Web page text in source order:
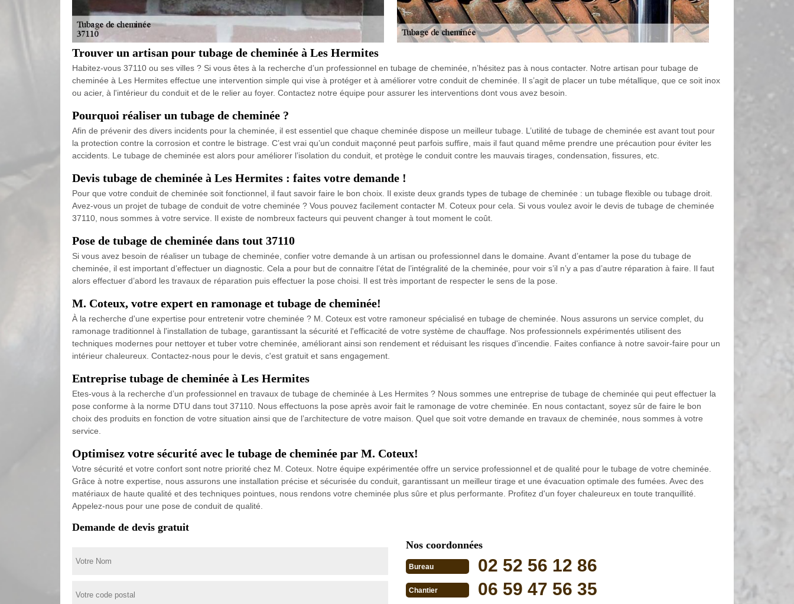
Trouver un artisan pour tubage de cheminée à Les Hermites
Habitez-vous 37110 ou ses villes ? Si vous êtes à la recherche d’un professionnel en tubage de cheminée, n’hésitez pas à nous contacter. Notre artisan pour tubage de
cheminée à Les Hermites effectue une intervention simple qui vise à protéger et à améliorer votre conduit de cheminée. Il s’agit de placer un tube métallique, que ce soit inox
ou acier, à l'intérieur du conduit et de le relier au foyer. Contactez notre équipe pour assurer les interventions dont vous avez besoin.
Pourquoi réaliser un tubage de cheminée ?
Afin de prévenir des divers incidents pour la cheminée, il est essentiel que chaque cheminée dispose un meilleur tubage. L’utilité de tubage de cheminée est avant tout pour
la protection contre la corrosion et contre le bistrage. C’est vrai qu’un conduit maçonné peut parfois suffire, mais il faut quand même prendre une précaution pour éviter les
accidents. Le tubage de cheminée est alors pour améliorer l’isolation du conduit, et protège le conduit contre les mauvais tirages, condensation, fissures, etc.
Devis tubage de cheminée à Les Hermites : faites votre demande !
Pour que votre conduit de cheminée soit fonctionnel, il faut savoir faire le bon choix. Il existe deux grands types de tubage de cheminée : un tubage flexible ou tubage droit.
Avez-vous un projet de tubage de conduit de votre cheminée ? Vous pouvez facilement contacter M. Coteux pour cela. Si vous voulez avoir le devis de tubage de cheminée
37110, nous sommes à votre service. Il existe de nombreux facteurs qui peuvent changer à tout moment le coût.
Pose de tubage de cheminée dans tout 37110
Si vous avez besoin de réaliser un tubage de cheminée, confier votre demande à un artisan ou professionnel dans le domaine. Avant d’entamer la pose du tubage de
cheminée, il est important d’effectuer un diagnostic. Cela a pour but de connaitre l’état de l’intégralité de la cheminée, pour voir s’il n’y a pas d’autre réparation à faire. Il faut
alors effectuer d’abord les travaux de réparation puis effectuer la pose choisi. Il est très important de respecter le sens de la pose.
M. Coteux, votre expert en ramonage et tubage de cheminée!
À la recherche d'une expertise pour entretenir votre cheminée ? M. Coteux est votre ramoneur spécialisé en tubage de cheminée. Nous assurons un service complet, du
ramonage traditionnel à l'installation de tubage, garantissant la sécurité et l'efficacité de votre système de chauffage. Nos professionnels expérimentés utilisent des
techniques modernes pour nettoyer et tuber votre cheminée, améliorant ainsi son rendement et réduisant les risques d'incendie. Faites confiance à notre savoir-faire pour un
intérieur chaleureux. Contactez-nous pour le devis, c'est gratuit et sans engagement.
Entreprise tubage de cheminée à Les Hermites
Etes-vous à la recherche d’un professionnel en travaux de tubage de cheminée à Les Hermites ? Nous sommes une entreprise de tubage de cheminée qui peut effectuer la
pose conforme à la norme DTU dans tout 37110. Nous effectuons la pose après avoir fait le ramonage de votre cheminée. En nous contactant, soyez sûr de faire le bon
choix des produits en fonction de votre situation ainsi que de l’architecture de votre maison. Quel que soit votre demande en travaux de cheminée, nous sommes à votre
service.
Optimisez votre sécurité avec le tubage de cheminée par M. Coteux!
Votre sécurité et votre confort sont notre priorité chez M. Coteux. Notre équipe expérimentée offre un service professionnel et de qualité pour le tubage de votre cheminée.
Grâce à notre expertise, nous assurons une installation précise et sécurisée du conduit, garantissant un meilleur tirage et une évacuation optimale des fumées. Avec des
matériaux de haute qualité et des techniques pointues, nous rendons votre cheminée plus sûre et plus performante. Profitez d'un foyer chaleureux en toute tranquillité.
Appelez-nous pour une pose de conduit de qualité.
Demande de devis gratuit
Nos coordonnées
Bureau 02 52 56 12 86
Chantier 06 59 47 56 35